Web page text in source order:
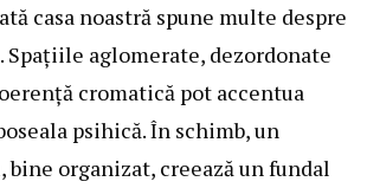
casa noastră spune multe despre
Spațiile aglomerate, dezordonate
cromatică pot accentua
psihică. În schimb, un
organizat, creează un fundal